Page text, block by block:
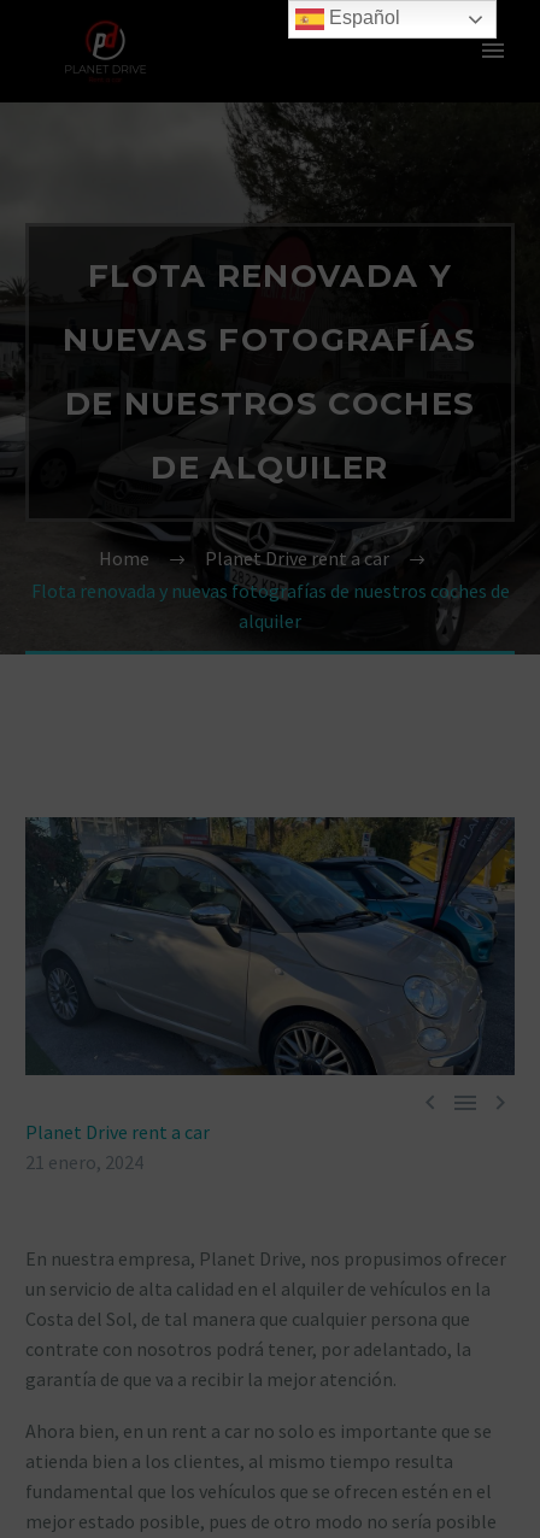
FLOTA RENOVADA Y
NUEVAS FOTOGRAFÍAS
DE NUESTROS COCHES
DE ALQUILER
Home
Planet Drive rent a car
Flota renovada y nuevas fotografías de nuestros coches de
alquiler
  
Planet Drive rent a car
21 enero, 2024
En nuestra empresa, Planet Drive, nos propusimos ofrecer
un servicio de alta calidad en el alquiler de vehículos en la
Costa del Sol, de tal manera que cualquier persona que
contrate con nosotros podrá tener, por adelantado, la
garantía de que va a recibir la mejor atención.
Ahora bien, en un rent a car no solo es importante que se
atienda bien a los clientes, al mismo tiempo resulta
fundamental que los vehículos que se ofrecen estén en el
mejor estado posible, pues de otro modo no sería posible
Español